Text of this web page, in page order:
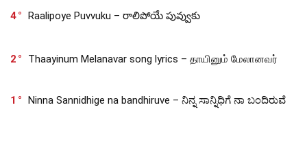
4 Raalipoye Puvvuku – రాలిపోయే పువ్వుకు
2 Thaayinum Melanavar song lyrics – தாயினும் மேலானவர்
1 Ninna Sannidhige na bandhiruve – ನಿನ್ನ ಸಾನ್ನಿಧಿಗೆ ನಾ ಬಂದಿರುವೆ